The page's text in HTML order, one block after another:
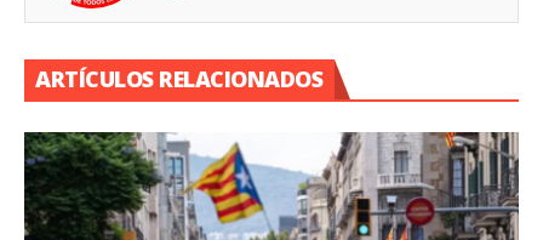
ARTÍCULOS RELACIONADOS